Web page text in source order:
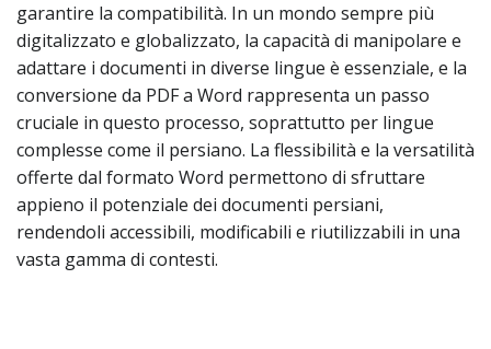
garantire la compatibilità. In un mondo sempre più
digitalizzato e globalizzato, la capacità di manipolare e
adattare i documenti in diverse lingue è essenziale, e la
conversione da PDF a Word rappresenta un passo
cruciale in questo processo, soprattutto per lingue
complesse come il persiano. La flessibilità e la versatilità
offerte dal formato Word permettono di sfruttare
appieno il potenziale dei documenti persiani,
rendendoli accessibili, modificabili e riutilizzabili in una
vasta gamma di contesti.